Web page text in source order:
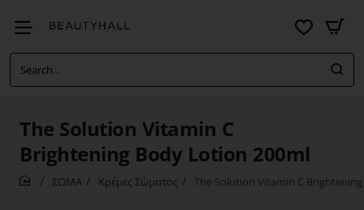
Search...
The Solution Vitamin C
Brightening Body Lotion 200ml
ΣΩΜΑ Κρέμες Σώματος The Solution Vitamin C